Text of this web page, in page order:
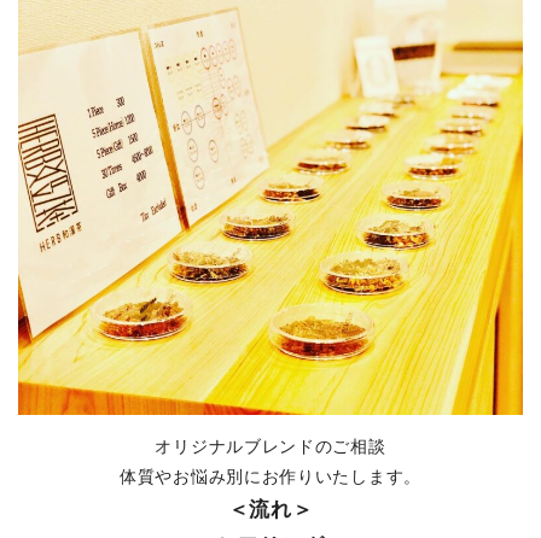
オリジナルブレンドのご相談
体質やお悩み別にお作りいたします。
＜流れ＞